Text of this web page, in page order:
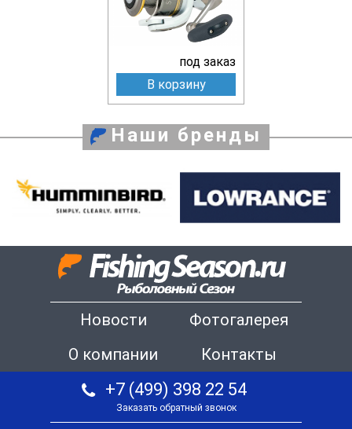
под заказ
В корзину
Наши бренды
Новости
Фотогалерея
О компании
Контакты
+7 (499) 398 22 54
Заказать обратный звонок